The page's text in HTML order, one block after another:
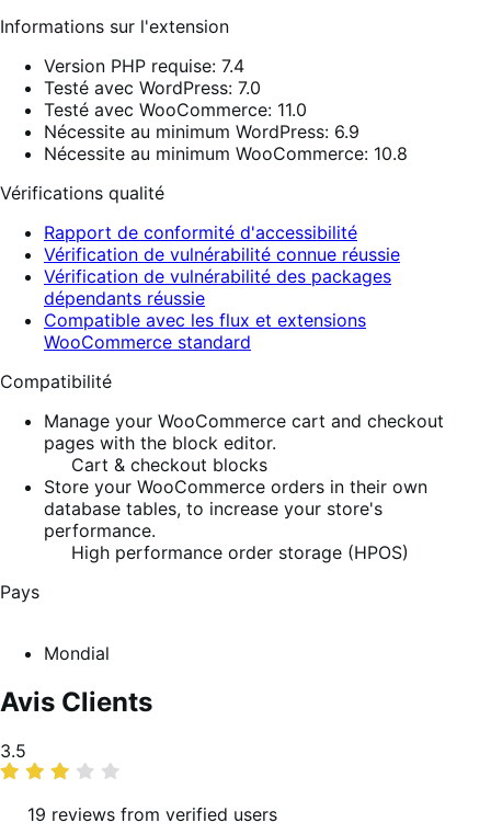
Informations sur l'extension
Version PHP requise: 7.4
Testé avec WordPress: 7.0
Testé avec WooCommerce: 11.0
Nécessite au minimum WordPress: 6.9
Nécessite au minimum WooCommerce: 10.8
Vérifications qualité
Rapport de conformité d'accessibilité
Vérification de vulnérabilité connue réussie
Vérification de vulnérabilité des packages
dépendants réussie
Compatible avec les flux et extensions
WooCommerce standard
Compatibilité
Manage your WooCommerce cart and checkout
pages with the block editor.
Cart & checkout blocks
Store your WooCommerce orders in their own
database tables, to increase your store's
performance.
High performance order storage (HPOS)
Pays
Mondial
Avis Clients
Moyenne
des
3.5
19 reviews from verified users